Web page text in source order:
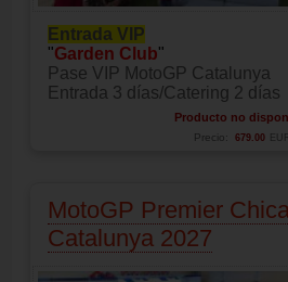
Entrada VIP
"Garden Club"
Pase VIP MotoGP Catalunya
Entrada 3 días/Catering 2 días
Producto no
Precio: 679.00
MotoGP Premier
Catalunya 2027